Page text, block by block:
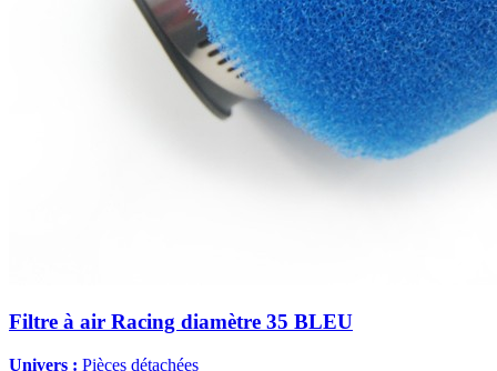
Filtre à air Racing diamètre 35 BLEU
Univers : Pièces détachées